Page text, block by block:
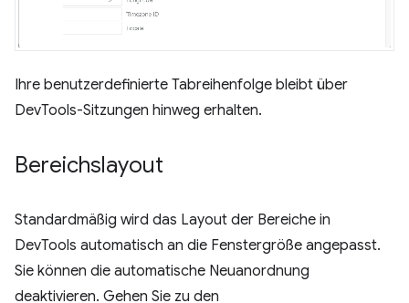
Ihre benutzerdefinierte Tabreihenfolge bleibt über
DevTools-Sitzungen hinweg erhalten.
Bereichslayout
Standardmäßig wird das Layout der Bereiche in
DevTools automatisch an die Fenstergröße angepasst.
Sie können die automatische Neuanordnung
deaktivieren. Gehen Sie zu den